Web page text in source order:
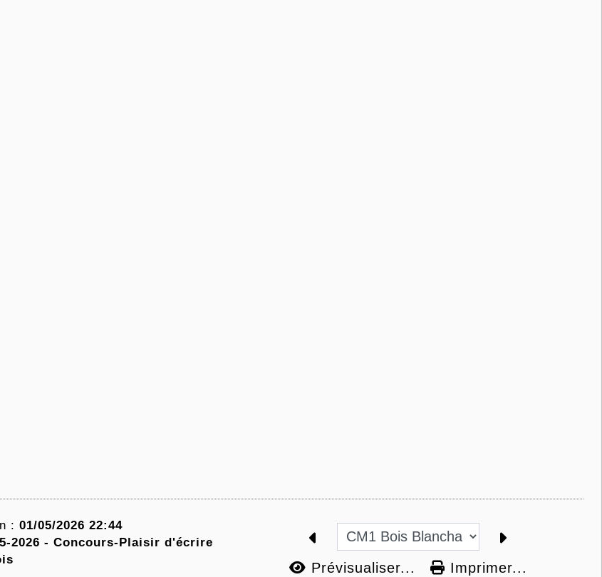
: 01/05/2026 22:44
2026 - Concours-Plaisir d'écrire
Prévisualiser... Imprimer...